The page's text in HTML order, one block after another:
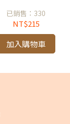
已銷售：330
NT$215
加入購物車